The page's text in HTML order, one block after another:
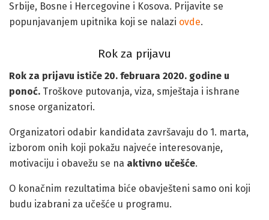
Srbije, Bosne i Hercegovine i Kosova. Prijavite se
popunjavanjem upitnika koji se nalazi ovde.
Rok za prijavu
Rok za prijavu ističe 20. februara 2020. godine u
ponoć. Troškove putovanja, viza, smještaja i ishrane
snose organizatori.
Organizatori odabir kandidata završavaju do 1. marta,
izborom onih koji pokažu najveće interesovanje,
motivaciju i obavežu se na aktivno učešće.
O konačnim rezultatima biće obavješteni samo oni koji
budu izabrani za učešće u programu.